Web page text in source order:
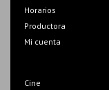
Horarios
Productora
Mi cuenta
Cine